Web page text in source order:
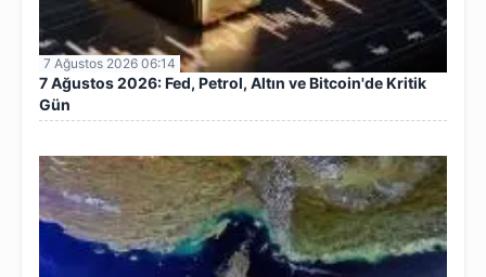
7 Ağustos 2026 06:14
7 Ağustos 2026: Fed, Petrol, Altın ve Bitcoin'de Kritik
Gün